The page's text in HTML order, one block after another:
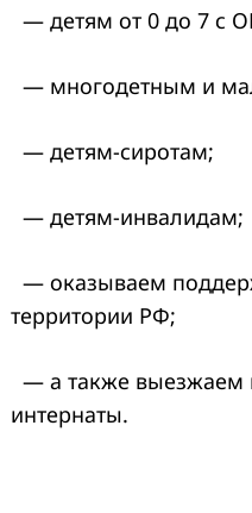
— детям от 0 до 7 с
— многодетным и
— детям-сиротам;
— детям-инвалидам;
— оказываем
территории РФ;
— а также выезжаем
интернаты.